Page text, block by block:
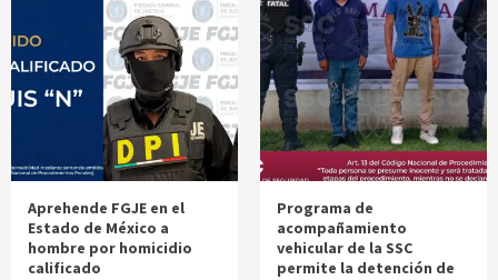
Aprehende FGJE en el
Estado de México a
hombre por homicidio
calificado
Programa de
acompañamiento
vehicular de la SSC
permite la detención de